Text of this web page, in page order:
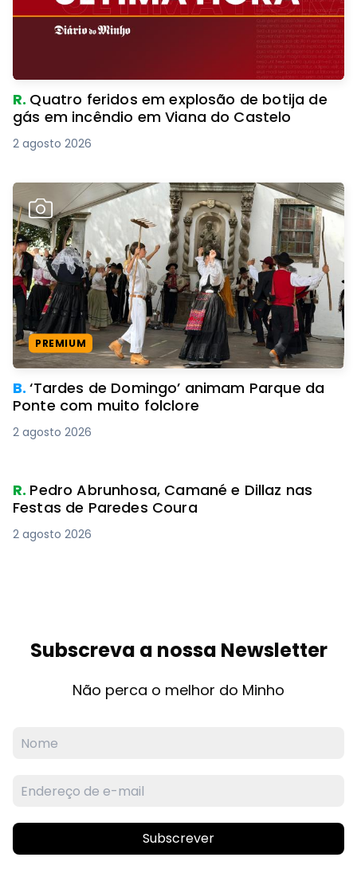
R. Quatro feridos em explosão de botija de
gás em incêndio em Viana do Castelo
2 agosto 2026
PREMIUM
B.‘Tardes de Domingo’ animam Parque da
Ponte com muito folclore
2 agosto 2026
R. Pedro Abrunhosa, Camané e Dillaz nas
Festas de Paredes Coura
2 agosto 2026
Subscreva a nossa Newsletter
Não perca o melhor do Minho
Subscrever